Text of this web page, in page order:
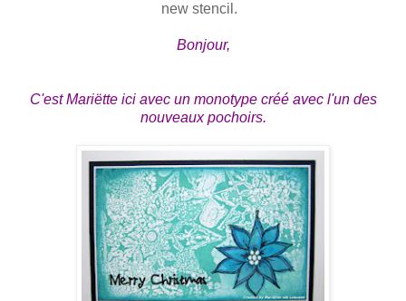
new stencil.
Bonjour,
C'est Mariëtte ici avec un monotype créé avec l'un des
nouveaux pochoirs.